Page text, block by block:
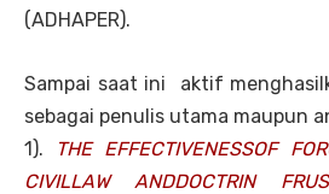
(ADHAPER).
Sampai saat ini aktif
sebagai penulis utama maupun
1).
THE EFFECTIVENESSOF
CIVILLAW ANDDOCTRIN